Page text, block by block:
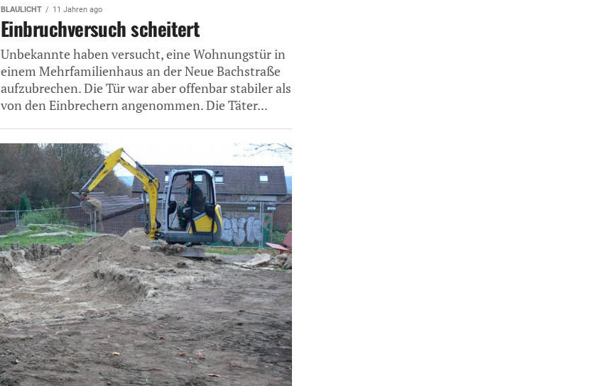
BLAULICHT 11 Jahren ago
Einbruchversuch scheitert
Unbekannte haben versucht, eine Wohnungstür in
einem Mehrfamilienhaus an der Neue Bachstraße
aufzubrechen. Die Tür war aber offenbar stabiler als
von den Einbrechern angenommen. Die Täter...